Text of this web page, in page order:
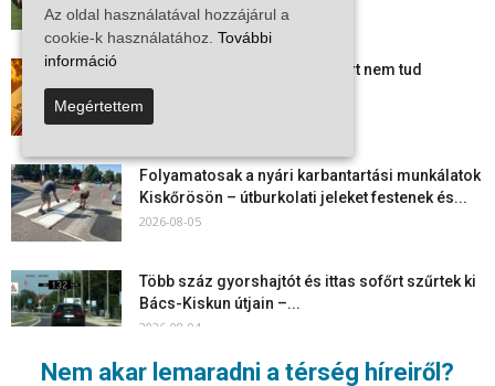
Nem akar lemaradni a térség híreiről?
2026-08-06
Mi történik Európa felett? Ezért nem tud
szabadulni a kontinens a...
2026-08-05
Folyamatosak a nyári karbantartási munkálatok
Kiskőrösön – útburkolati jeleket festenek és...
2026-08-05
Több száz gyorshajtót és ittas sofőrt szűrtek ki
Bács-Kiskun útjain –...
2026-08-04
Az oldal használatával hozzájárul a
cookie-k használatához. További
információ
Megértettem